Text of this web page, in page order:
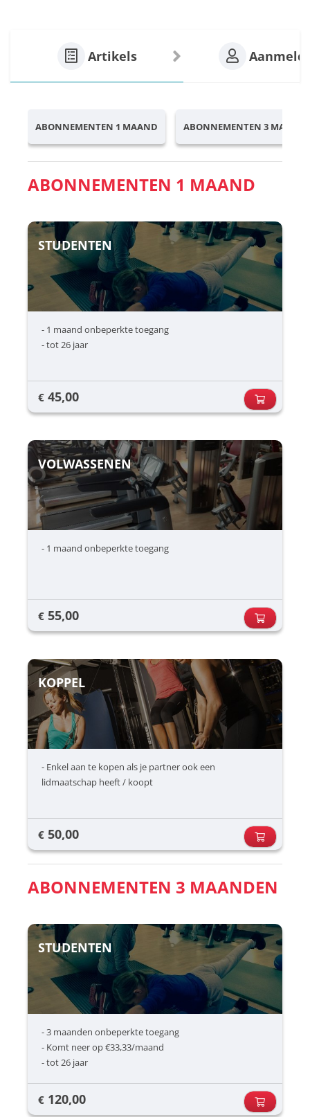
Artikels
ABONNEMENTEN 1 MAAND ABONNEMENTEN 3
ABONNEMENTEN 1 MAAND
STUDENTEN
- 1 maand onbeperkte toegang
- tot 26 jaar
€ 45,00
VOLWASSENEN
- 1 maand onbeperkte toegang
€ 55,00
KOPPEL
- Enkel aan te kopen als je partner ook een
lidmaatschap heeft / koopt
€ 50,00
ABONNEMENTEN 3 MAANDEN
STUDENTEN
- 3 maanden onbeperkte toegang
- Komt neer op €33,33/maand
- tot 26 jaar
€ 120,00